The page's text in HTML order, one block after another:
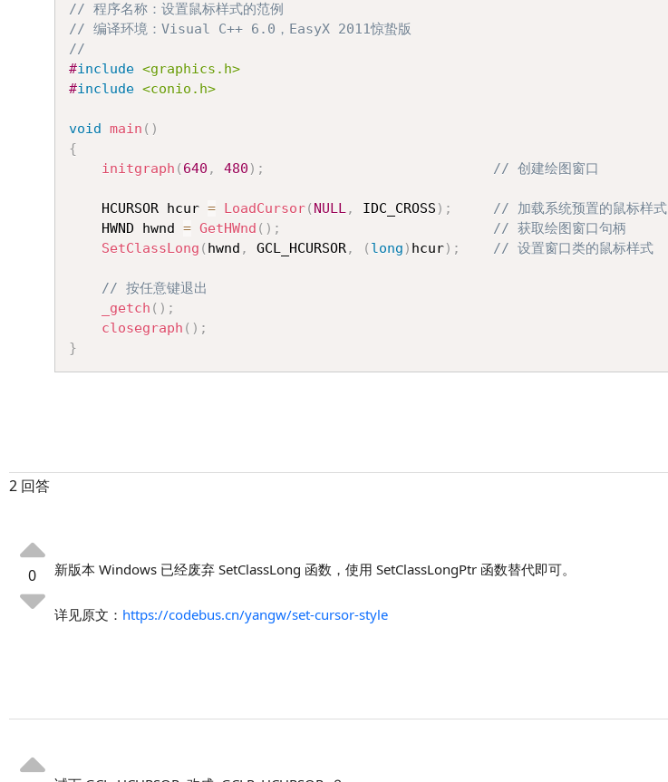
// 程序名称：设置鼠标样式的范例
// 编译环境：Visual C++ 6.0，EasyX 2011惊蛰版
//
#include <graphics.h>
#include <conio.h>
void main ( )
{
initgraph ( 640 , 480 ) ; // 创建绘图窗口
	HCURSOR hcur
= LoadCursor( NULL, IDC_CROSS ) ;
// 加载系统预置的鼠标样式
	HWND hwnd
= GetHWnd ( ) ;
// 获取绘图窗口句柄
SetClassLong ( hwnd , GCL_HCURSOR, ( long ) hcur) ; // 设置窗口类的鼠标样式
// 按任意键退出
_getch ( ) ;
closegraph ( ) ;
}
2 回答
0 新版本 Windows 已经废弃 SetClassLong 函数，使用 SetClassLongPtr 函数替代即可。
详见原文： https://codebus.cn/yangw/set-cursor-style